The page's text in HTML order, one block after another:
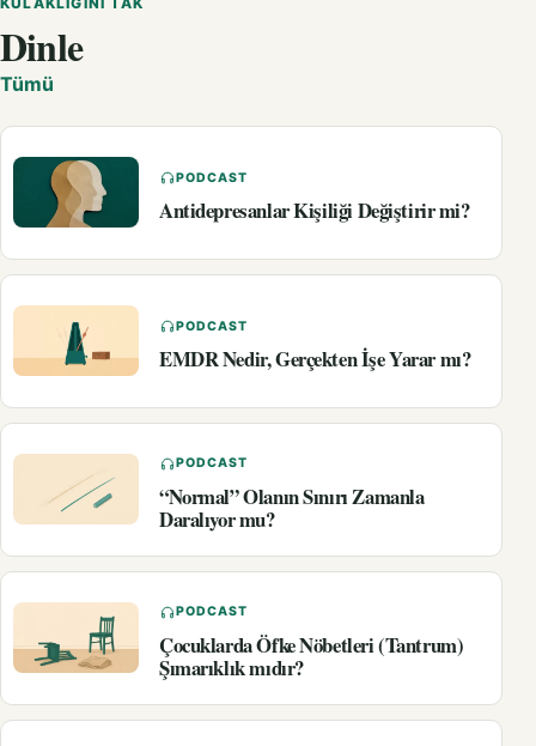
Dinle
Tümü
PODCAST
Antidepresanlar Kişiliği Değiştirir mi?
PODCAST
EMDR Nedir, Gerçekten İşe Yarar mı?
PODCAST
“Normal” Olanın Sınırı Zamanla
Daralıyor mu?
PODCAST
Çocuklarda Öfke Nöbetleri (Tantrum)
Şımarıklık mıdır?